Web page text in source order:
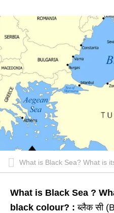
What is Black Sea? What is
What is Black Sea ?
black colour? : ब्लैक सी